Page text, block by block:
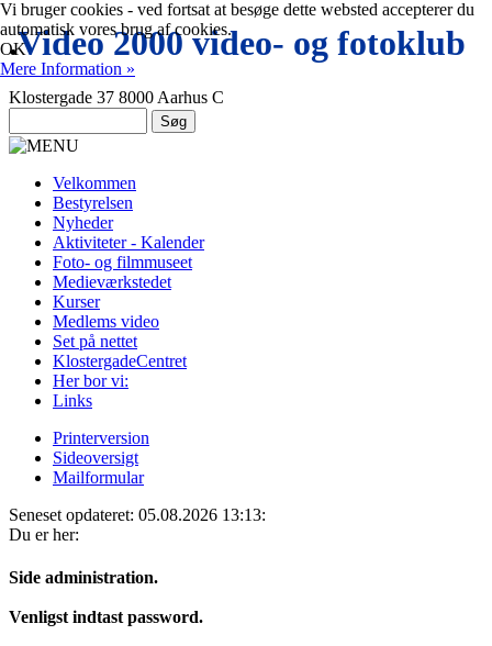
.Video 2000 video- og fotoklub
Klostergade 37 8000 Aarhus C
Velkommen
Bestyrelsen
Nyheder
Aktiviteter - Kalender
Foto- og filmmuseet
Medieværkstedet
Kurser
Medlems video
Set på nettet
KlostergadeCentret
Her bor vi:
Links
Printerversion
Sideoversigt
Mailformular
Seneset opdateret: 05.08.2026 13:13:
Du er her:
Side administration.
Venligst indtast password.
Vi bruger cookies - ved fortsat at besøge dette websted accepterer du
automatisk vores brug af cookies.
OK
Mere Information »